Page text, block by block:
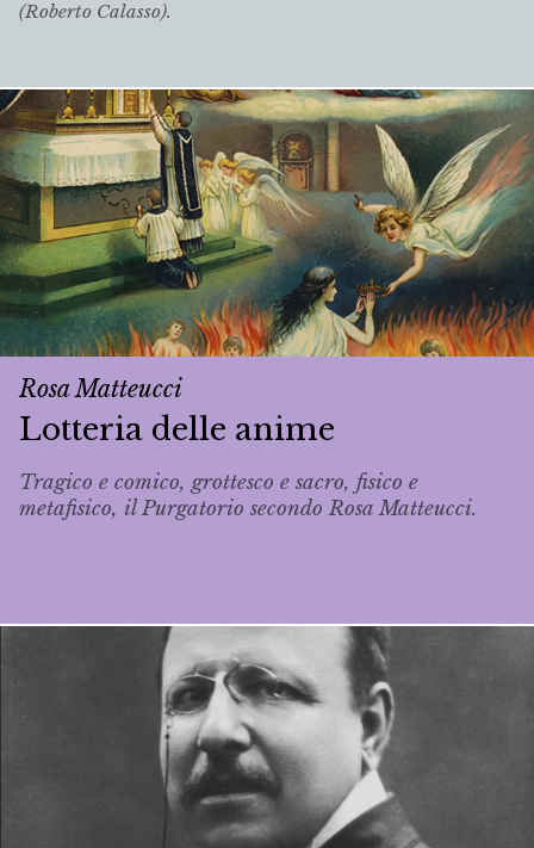
(Roberto Calasso).
Rosa Matteucci
Lotteria delle anime
Tragico e comico, grottesco e sacro, fisico e
metafisico, il Purgatorio secondo Rosa Matteucci.